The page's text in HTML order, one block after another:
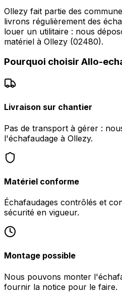
Ollezy fait partie des
livrons régulièrement des
louer un utilitaire : nous
matériel à Ollezy (02480).
Pourquoi choisir Allo-
Livraison sur chantier
Pas de transport à gérer :
l'échafaudage à Ollezy.
Matériel conforme
Échafaudages contrôlés et
sécurité en vigueur.
Montage possible
Nous pouvons monter
fournir la notice pour le faire.